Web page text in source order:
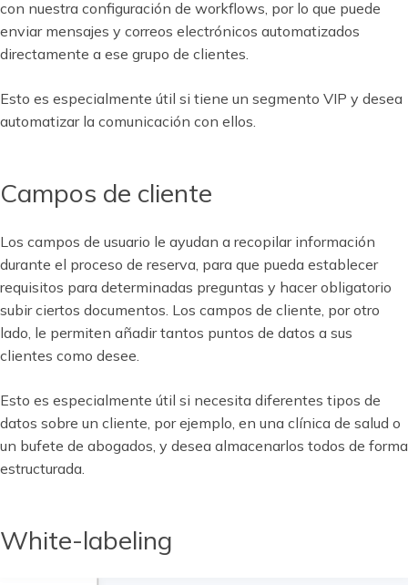
con nuestra configuración de workflows, por lo que puede
enviar mensajes y correos electrónicos automatizados
directamente a ese grupo de clientes.
Esto es especialmente útil si tiene un segmento VIP y desea
automatizar la comunicación con ellos.
Campos de cliente
Los campos de usuario le ayudan a recopilar información
durante el proceso de reserva, para que pueda establecer
requisitos para determinadas preguntas y hacer obligatorio
subir ciertos documentos. Los campos de cliente, por otro
lado, le permiten añadir tantos puntos de datos a sus
clientes como desee.
Esto es especialmente útil si necesita diferentes tipos de
datos sobre un cliente, por ejemplo, en una clínica de salud o
un bufete de abogados, y desea almacenarlos todos de forma
estructurada.
White-labeling